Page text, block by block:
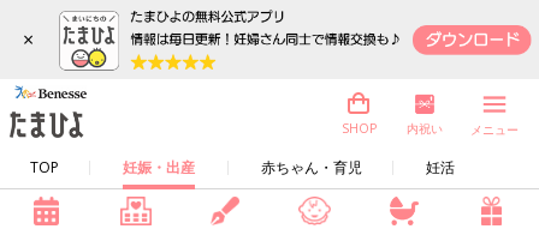
×
TOP 妊娠・出産 赤ちゃん・育児 妊活
SHOP 内祝い メニュー